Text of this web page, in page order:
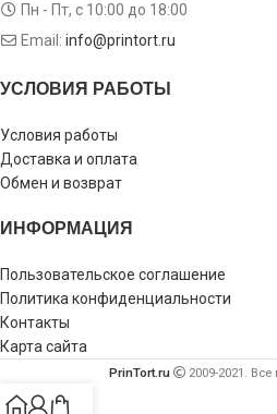
Пн - Пт, с 10:00 до 18:00
Email: info@printort.ru
УСЛОВИЯ РАБОТЫ
Условия работы
Доставка и оплата
Обмен и возврат
ИНФОРМАЦИЯ
Пользовательское соглашение
Политика конфиденциальности
Контакты
Карта сайта
PrinTort.ru 2009-2021.